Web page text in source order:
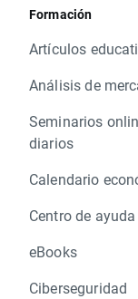
Formación
Artículos
Análisis de
Seminarios
diarios
Calendario
Centro de ayuda
eBooks
Ciberseguridad